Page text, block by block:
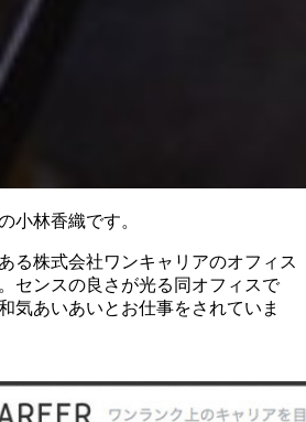
小林香織です。
る株式会社ワンキャリアのオフィス
センスの良さが光る同オフィスで
気あいあいとお仕事をされていま